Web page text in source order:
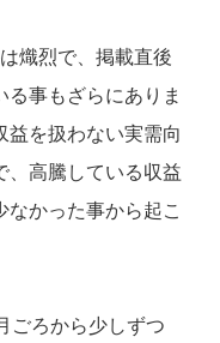
熾烈で、掲載直後
事もざらにありま
益を扱わない実需向
、高騰している収益
かった事から起こ
ごろから少しずつ